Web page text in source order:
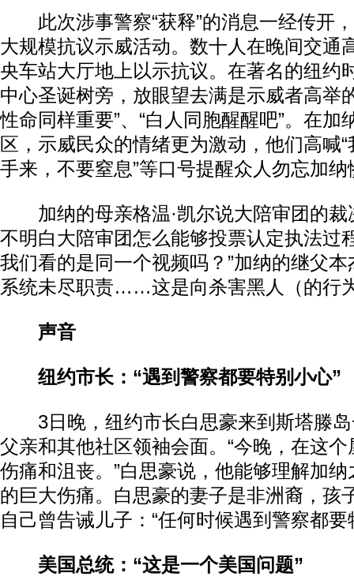
此次涉事警察“获释”的消息一经传开
大规模抗议示威活动。数十人在晚间交通
央车站大厅地上以示抗议。在著名的纽约
中心圣诞树旁，放眼望去满是示威者高举
性命同样重要”、“白人同胞醒醒吧”。在加
区，示威民众的情绪更为激动，他们高喊“
手来，不要窒息”等口号提醒众人勿忘加
加纳的母亲格温·凯尔说大陪审团的裁
不明白大陪审团怎么能够投票认定执法过
我们看的是同一个视频吗？”加纳的继父本
系统未尽职责……这是向杀害黑人（的行
声音
纽约市长：“遇到警察都要特别小心”
3日晚，纽约市长白思豪来到斯塔滕岛
父亲和其他社区领袖会面。“今晚，在这
伤痛和沮丧。”白思豪说，他能够理解加
的巨大伤痛。白思豪的妻子是非洲裔，孩
自己曾告诫儿子：“任何时候遇到警察都要
美国总统：“这是一个美国问题”